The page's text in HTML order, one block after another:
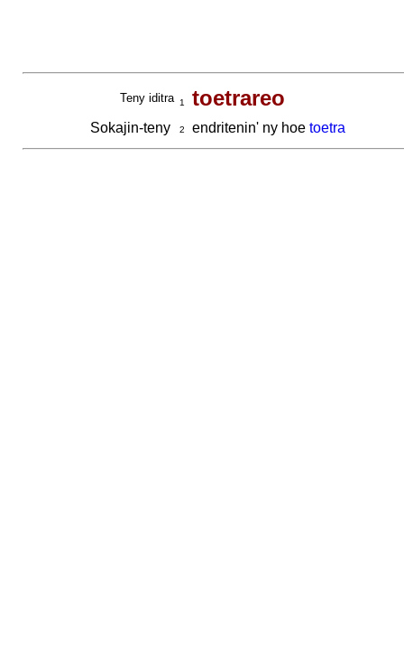
Teny iditra 1 toetrareo
Sokajin-teny 2 endritenin' ny hoe toetra